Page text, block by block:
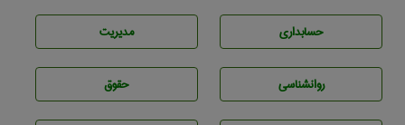
حسابداری مديريت
روانشناسی حقوق